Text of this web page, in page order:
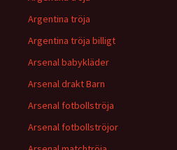
Argentina tröja
Argentina tröja billigt
Arsenal babykläder
Arsenal drakt Barn
Arsenal fotbollströja
Arsenal fotbollströjor